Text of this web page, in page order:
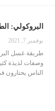
البروكولي:
نوفمبر 7, 2021
طريقة غسل
وصفات لذيذة
الناس يحتارون